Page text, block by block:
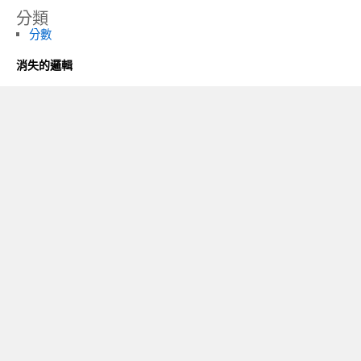
分類
分數
消失的邏輯